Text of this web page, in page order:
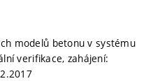
modelů betonu v systému
verifikace, zahájení: